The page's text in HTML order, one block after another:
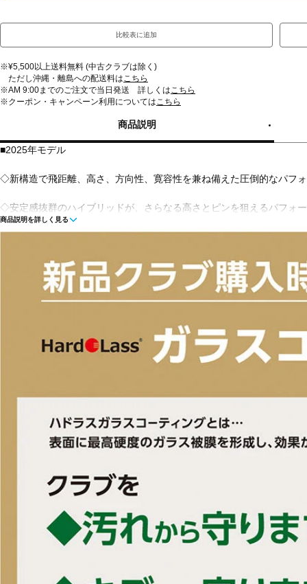
比較表に追加
※¥5,500以上送料無料 (中古クラブは除く)
ただし沖縄・離島への配送料はこちら
※AM 9:00までのご注文で当日発送 詳しくはこちら
※クーポン・キャンペーン利用についてはこちら
商品説明
■2025年モデル
◇新構造で飛距離、高さ、方向性、寛容性を兼ね備えた圧倒的なパフ
◇安定感抜群のハイブリッドが、さらなる高さとピンを狙えるパフォ
ホーゼルデザイン」と「カーボンフライ・ラップ・テクノロジー」を
るG440ハイブリッド。
■ヘッド素材・製法：ヘッド素材: FORGEDマレージング鋼C300(フ
■付属品：ヘッドカバー
■ルール適合：○
■番手：#4UT #5UT
■ロフト角(度)：#4UT/23 #5UT/26
■ライ角(度)：#4UT/59 #5UT/59.5
■ヘッド体積(cc)：#4UT/118 #5UT/117
■クラブ長さ(インチ)：#4UT/39.75 #5UT/39.25
商品説明を詳しく見る